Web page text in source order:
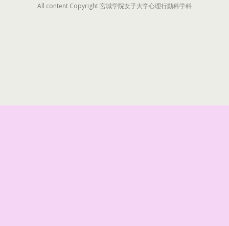
All content Copyright 宮城学院女子大学心理行動科学科